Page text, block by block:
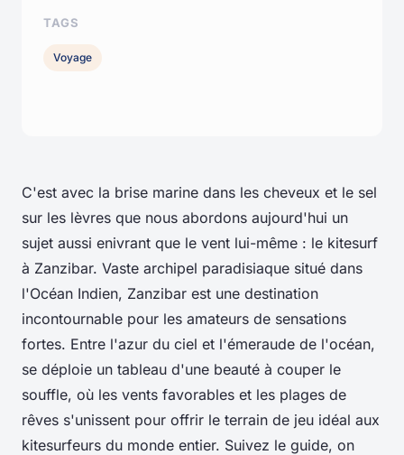
C'est avec la brise marine dans les cheveux et le sel
sur les lèvres que nous abordons aujourd'hui un
sujet aussi enivrant que le vent lui-même : le kitesurf
à Zanzibar. Vaste archipel paradisiaque situé dans
l'Océan Indien, Zanzibar est une destination
incontournable pour les amateurs de sensations
fortes. Entre l'azur du ciel et l'émeraude de l'océan,
se déploie un tableau d'une beauté à couper le
souffle, où les vents favorables et les plages de
rêves s'unissent pour offrir le terrain de jeu idéal aux
kitesurfeurs du monde entier. Suivez le guide, on
TAGS
Voyage